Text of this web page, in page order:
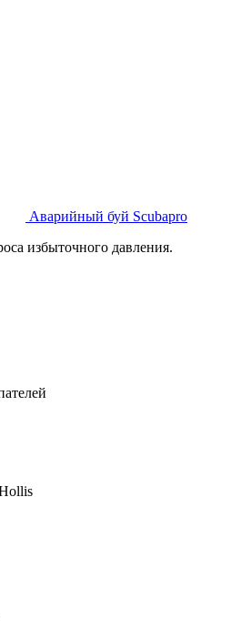
Аварийный буй Scubapro
избыточного давления.